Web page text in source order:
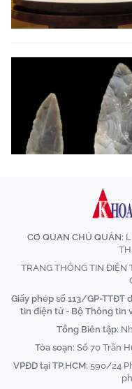
CƠ QUAN CHỦ QUẢN:
TRANG THÔNG TIN ĐIỆN
Giấy phép số 113/GP-TTĐT
tin điện tử - Bộ Thông tin
Tổng Biên tập:
Tòa soạn: Số 70 Trần
VPĐD tại TP.HCM: 590/24